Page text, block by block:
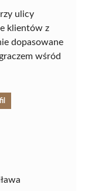
ulicy
klientów z
dopasowane
wśród